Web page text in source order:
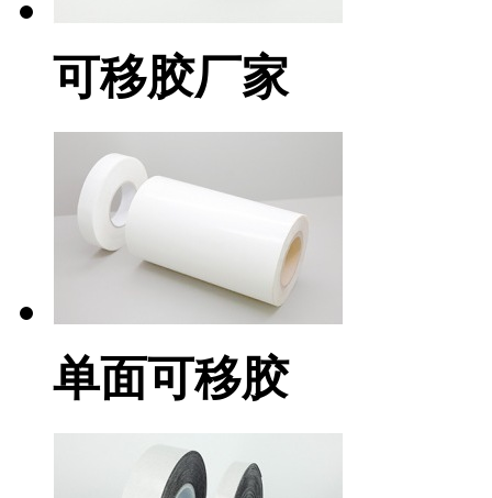
可移胶厂家
单面可移胶